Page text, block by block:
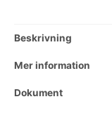
Beskrivning
Mer information
Dokument